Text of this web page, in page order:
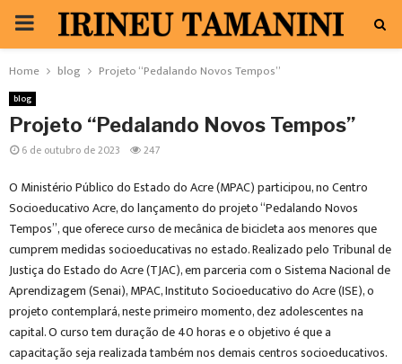
PRIMARY
MENU
Home blog Projeto “Pedalando Novos Tempos”
blog
Projeto “Pedalando Novos Tempos”
6 de outubro de 2023 247
O Ministério Público do Estado do Acre (MPAC) participou, no Centro
Socioeducativo Acre, do lançamento do projeto “Pedalando Novos
Tempos”, que oferece curso de mecânica de bicicleta aos menores que
cumprem medidas socioeducativas no estado. Realizado pelo Tribunal de
Justiça do Estado do Acre (TJAC), em parceria com o Sistema Nacional de
Aprendizagem (Senai), MPAC, Instituto Socioeducativo do Acre (ISE), o
projeto contemplará, neste primeiro momento, dez adolescentes na
capital. O curso tem duração de 40 horas e o objetivo é que a
capacitação seja realizada também nos demais centros socioeducativos.